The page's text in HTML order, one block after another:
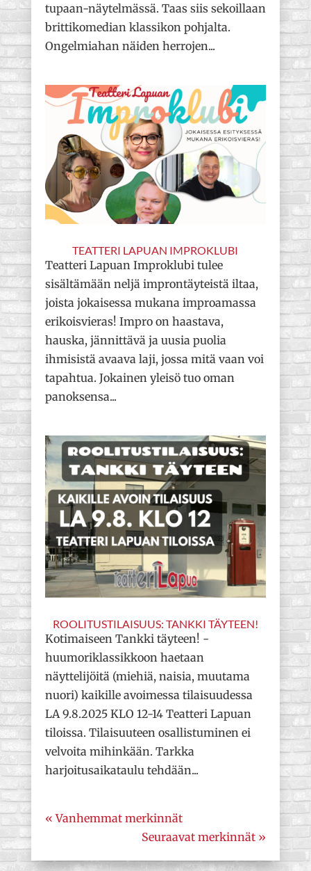
tupaan-näytelmässä. Taas siis sekoillaan
brittikomedian klassikon pohjalta.
Ongelmiahan näiden herrojen...
TEATTERI LAPUAN IMPROKLUBI
Teatteri Lapuan Improklubi tulee
sisältämään neljä improntäyteistä iltaa,
joista jokaisessa mukana improamassa
erikoisvieras! Impro on haastava,
hauska, jännittävä ja uusia puolia
ihmisistä avaava laji, jossa mitä vaan voi
tapahtua. Jokainen yleisö tuo oman
panoksensa...
ROOLITUSTILAISUUS: TANKKI TÄYTEEN!
Kotimaiseen Tankki täyteen! -
huumoriklassikkoon haetaan
näyttelijöitä (miehiä, naisia, muutama
nuori) kaikille avoimessa tilaisuudessa
LA 9.8.2025 KLO 12-14 Teatteri Lapuan
tiloissa. Tilaisuuteen osallistuminen ei
velvoita mihinkään. Tarkka
harjoitusaikataulu tehdään...
« Vanhemmat merkinnät
Seuraavat merkinnät »